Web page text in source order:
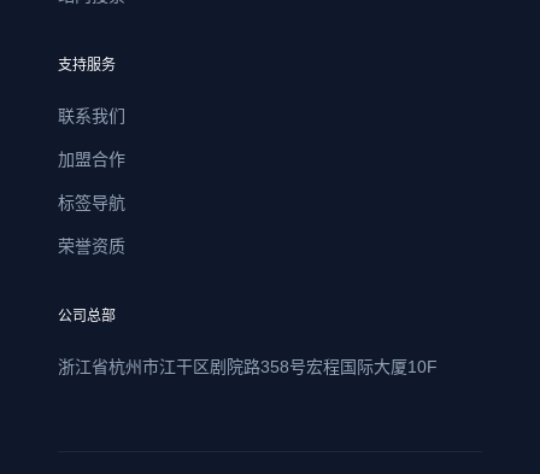
支持服务
联系我们
加盟合作
标签导航
荣誉资质
公司总部
浙江省杭州市江干区剧院路358号宏程国际大厦10F